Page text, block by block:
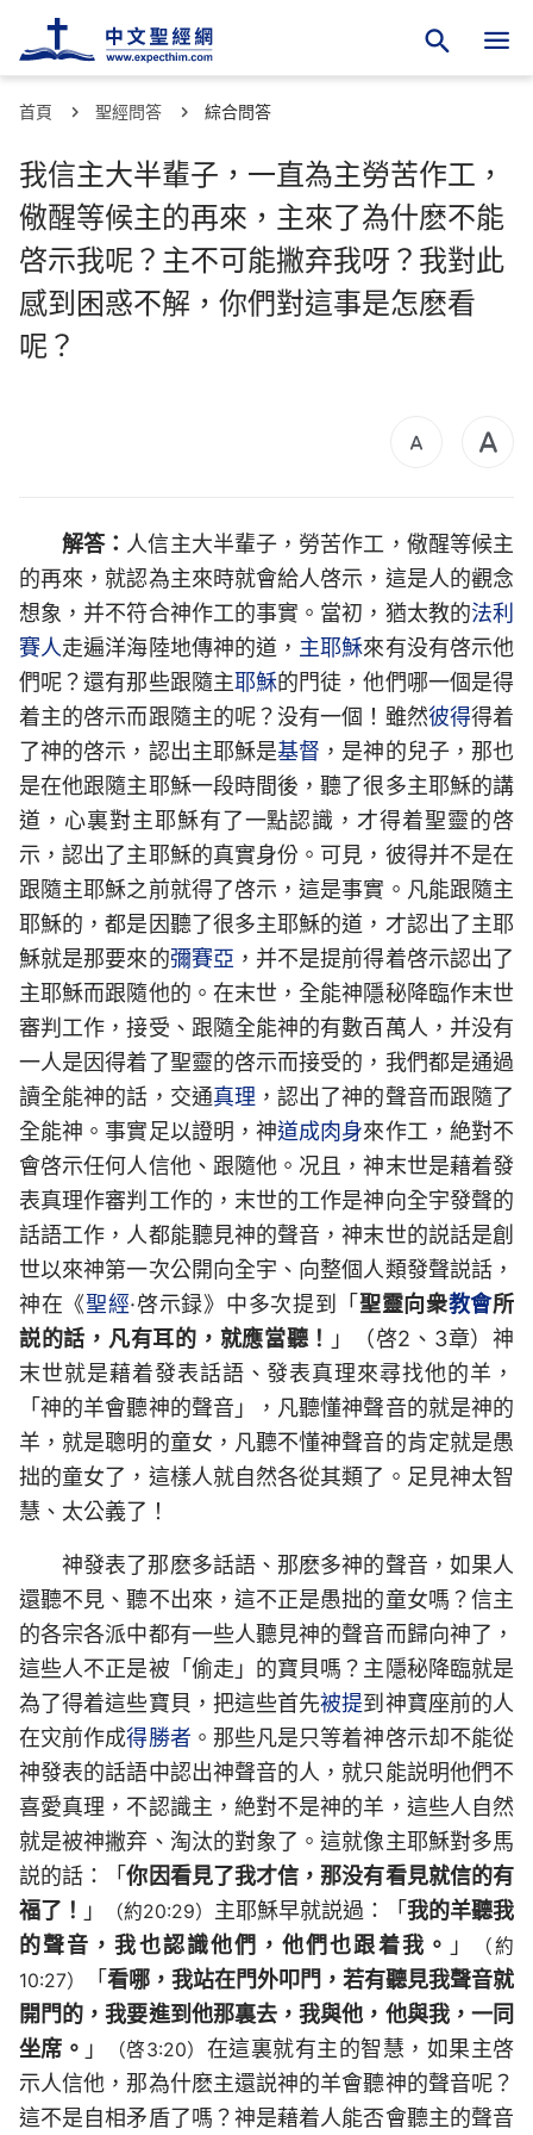
首頁 聖經問答 綜合問答
我信主大半輩子，一直為主勞苦作工，
儆醒等候主的再來，主來了為什麽不能
啓示我呢？主不可能撇弃我呀？我對此
感到困惑不解，你們對這事是怎麽看
呢？
解答： 人信主大半輩子，勞苦作工，儆醒等候主
的再來，就認為主來時就會給人啓示，這是人的觀念
想象，并不符合神作工的事實。當初，猶太教的法利
賽人走遍洋海陸地傳神的道， 主耶穌來有没有啓示他
們呢？還有那些跟隨主耶穌的門徒，他們哪一個是得
着主的啓示而跟隨主的呢？没有一個！雖然彼得得着
了神的啓示，認出主耶穌是基督 ，是神的兒子，那也
是在他跟隨主耶穌一段時間後，聽了很多主耶穌的講
道，心裏對主耶穌有了一點認識，才得着聖靈的啓
示，認出了主耶穌的真實身份。可見，彼得并不是在
跟隨主耶穌之前就得了啓示，這是事實。凡能跟隨主
耶穌的，都是因聽了很多主耶穌的道，才認出了主耶
穌就是那要來的彌賽亞 ，并不是提前得着啓示認出了
主耶穌而跟隨他的。在末世，全能神隱秘降臨作末世
審判工作，接受、跟隨全能神的有數百萬人，并没有
一人是因得着了聖靈的啓示而接受的，我們都是通過
讀全能神的話，交通真理 ，認出了神的聲音而跟隨了
全能神。事實足以證明，神道成肉身來作工，絶對不
會啓示任何人信他、跟隨他。况且，神末世是藉着發
表真理作審判工作的，末世的工作是神向全宇發聲的
話語工作，人都能聽見神的聲音，神末世的説話是創
世以來神第一次公開向全宇、向整個人類發聲説話，
神在《聖經·啓示録》中多次提到「 聖靈向衆教會所
説的話，凡有耳的，就應當聽！
」（啓2、3章）神
末世就是藉着發表話語、發表真理來尋找他的羊，
「神的羊會聽神的聲音」，凡聽懂神聲音的就是神的
羊，就是聰明的童女，凡聽不懂神聲音的肯定就是愚
拙的童女了，這樣人就自然各從其類了。足見神太智
慧、太公義了！
神發表了那麽多話語、那麽多神的聲音，如果人
還聽不見、聽不出來，這不正是愚拙的童女嗎？信主
的各宗各派中都有一些人聽見神的聲音而歸向神了，
這些人不正是被「偷走」的寶貝嗎？主隱秘降臨就是
為了得着這些寶貝，把這些首先被提到神寶座前的人
在灾前作成得勝者 。那些凡是只等着神啓示却不能從
神發表的話語中認出神聲音的人，就只能説明他們不
喜愛真理，不認識主，絶對不是神的羊，這些人自然
就是被神撇弃、淘汰的對象了。這就像主耶穌對多馬
説的話：「你因看見了我才信，那没有看見就信的有
福了！ 」 （約20:29） 主耶穌早就説過：「 我的羊聽我
的聲音，我也認識他們，他們也跟着我。 」
（約
10:27）
「 看哪，我站在門外叩門，若有聽見我聲音就
開門的，我要進到他那裏去，我與他，他與我，一同
坐席。 」 （啓3:20） 在這裏就有主的智慧，如果主啓
示人信他，那為什麽主還説神的羊會聽神的聲音呢？
這不是自相矛盾了嗎？神是藉着人能否會聽主的聲音